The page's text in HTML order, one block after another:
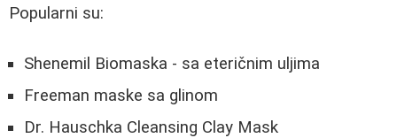
Popularni su:
Shenemil Biomaska - sa eteričnim uljima
Freeman maske sa glinom
Dr. Hauschka Cleansing Clay Mask